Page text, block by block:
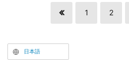
1 2
日本語